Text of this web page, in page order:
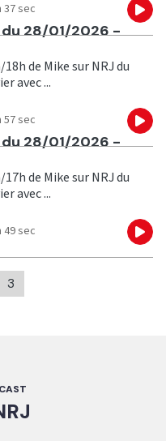
37 sec
du 28/01/2026 -
de Mike sur NRJ du
avec ...
57 sec
du 28/01/2026 -
de Mike sur NRJ du
avec ...
49 sec
3